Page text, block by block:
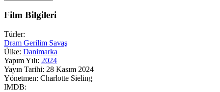
Film Bilgileri
Türler:
Dram Gerilim Savaş
Ülke: Danimarka
Yapım Yılı: 2024
Yayın Tarihi: 28 Kasım 2024
Yönetmen: Charlotte Sieling
IMDB: